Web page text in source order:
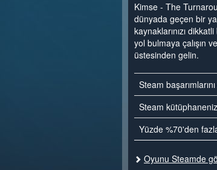
Kimse - The
dünyada geçen bir
kaynaklarınızı
yol bulmaya çalışın
üstesinden gelin.
Steam
Steam
Yüzde %70'den
Oyunu Steamde